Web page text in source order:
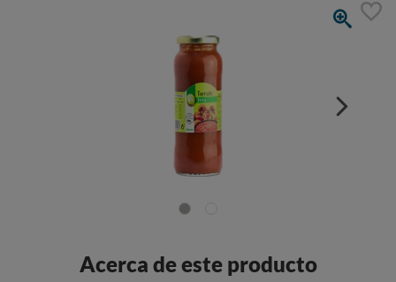
Acerca de este producto